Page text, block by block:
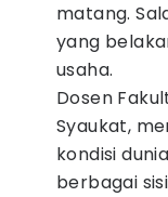
matang.
yang
usaha.
Dosen
Syaukat,
kondisi
berbagai